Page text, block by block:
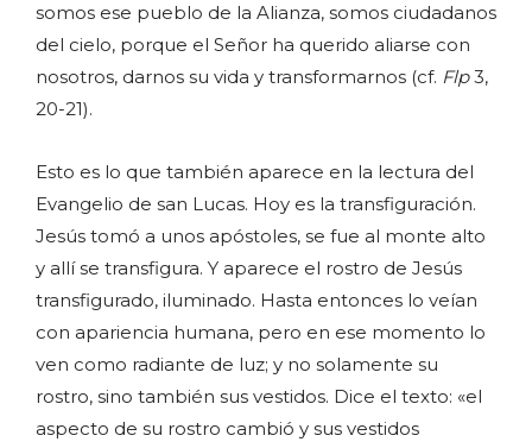
somos ese pueblo de la Alianza, somos ciudadanos
del cielo, porque el Señor ha querido aliarse con
nosotros, darnos su vida y transformarnos (cf. Flp3,
20-21).
Esto es lo que también aparece en la lectura del
Evangelio de san Lucas. Hoy es la transfiguración.
Jesús tomó a unos apóstoles, se fue al monte alto
y allí se transfigura. Y aparece el rostro de Jesús
transfigurado, iluminado. Hasta entonces lo veían
con apariencia humana, pero en ese momento lo
ven como radiante de luz; y no solamente su
rostro, sino también sus vestidos. Dice el texto: «el
aspecto de su rostro cambió y sus vestidos